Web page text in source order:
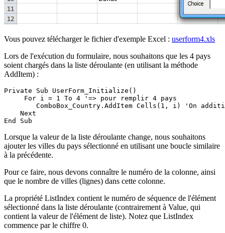
Vous pouvez télécharger le fichier d'exemple Excel : userform4.xls
Lors de l'exécution du formulaire, nous souhaitons que les 4 pays
soient chargés dans la liste déroulante (en utilisant la méthode
AddItem) :
Private Sub UserForm_Initialize()
     For i = 1 To 4 '=> pour remplir 4 pays
ComboBox_Country.AddItem Cells(1, i) 'On
    Next
Lorsque la valeur de la liste déroulante change, nous souhaitons
ajouter les villes du pays sélectionné en utilisant une boucle similaire
à la précédente.
Pour ce faire, nous devons connaître le numéro de la colonne, ainsi
que le nombre de villes (lignes) dans cette colonne.
La propriété ListIndex contient le numéro de séquence de l'élément
sélectionné dans la liste déroulante (contrairement à Value, qui
contient la valeur de l'élément de liste). Notez que ListIndex
commence par le chiffre 0.